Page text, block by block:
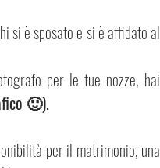
si è sposato e si è affidato al
per le tue nozze, hai
🙂).
per il matrimonio, una